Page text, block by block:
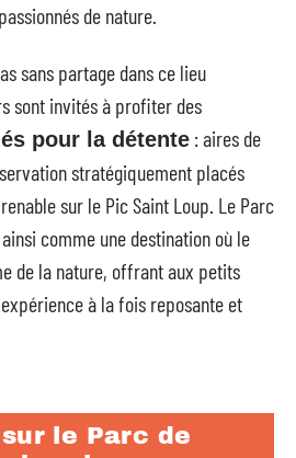
de nature.
sans partage dans ce lieu
sont invités à profiter des
pour la détente : aires de
stratégiquement placés
sur le Pic Saint Loup. Le Parc
comme une destination où le
de la nature, offrant aux petits
à la fois reposante et
le Parc de